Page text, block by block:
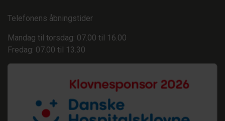
Telefonens åbningstider
Mandag til torsdag: 07.00 til 16.00
Fredag: 07.00 til 13.30